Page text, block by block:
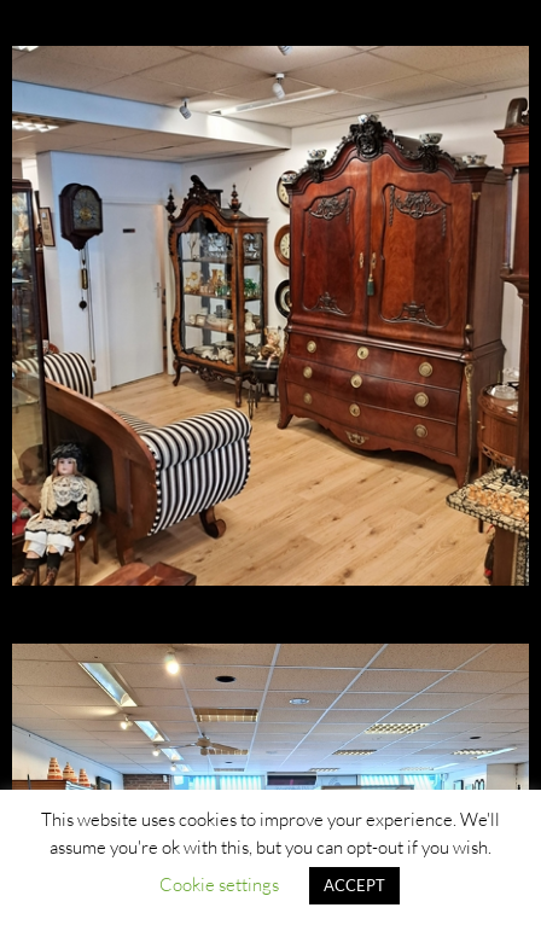
This website uses cookies to improve your experience. We'll
assume you're ok with this, but you can opt-out if you wish.
Cookie settings
ACCEPT